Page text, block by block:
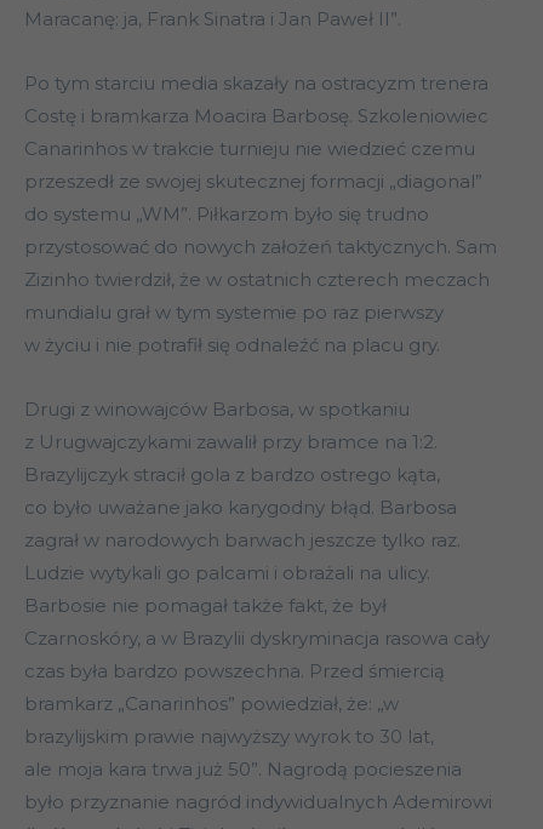
Maracanę: ja, Frank Sinatra i Jan Paweł II”.
Po tym starciu media skazały na ostracyzm trenera
Costę i bramkarza Moacira Barbosę. Szkoleniowiec
Canarinhos w trakcie turnieju nie wiedzieć czemu
przeszedł ze swojej skutecznej formacji „diagonal”
do systemu „WM”. Piłkarzom było się trudno
przystosować do nowych założeń taktycznych. Sam
Zizinho twierdził, że w ostatnich czterech meczach
mundialu grał w tym systemie po raz pierwszy
w życiu i nie potrafił się odnaleźć na placu gry.
Drugi z winowajców Barbosa, w spotkaniu
z Urugwajczykami zawalił przy bramce na 1:2.
Brazylijczyk stracił gola z bardzo ostrego kąta,
co było uważane jako karygodny błąd. Barbosa
zagrał w narodowych barwach jeszcze tylko raz.
Ludzie wytykali go palcami i obrażali na ulicy.
Barbosie nie pomagał także fakt, że był
Czarnoskóry, a w Brazylii dyskryminacja rasowa cały
czas była bardzo powszechna. Przed śmiercią
bramkarz „Canarinhos” powiedział, że: „w
brazylijskim prawie najwyższy wyrok to 30 lat,
ale moja kara trwa już 50”. Nagrodą pocieszenia
było przyznanie nagród indywidualnych Ademirowi